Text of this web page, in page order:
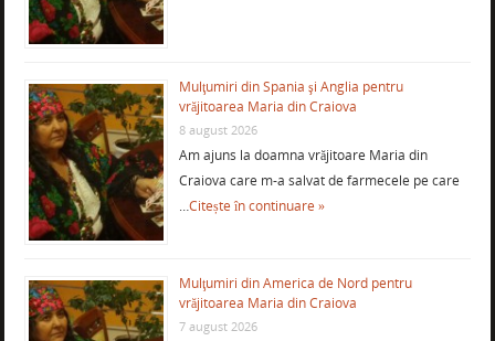
Mulţumiri din Spania şi Anglia pentru
vrăjitoarea Maria din Craiova
8 august 2026
Am ajuns la doamna vrăjitoare Maria din
Craiova care m-a salvat de farmecele pe care
…Citește în continuare »
Mulţumiri din America de Nord pentru
vrăjitoarea Maria din Craiova
7 august 2026